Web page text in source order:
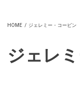
HOME / ジェレミー・コービン
ジェレ